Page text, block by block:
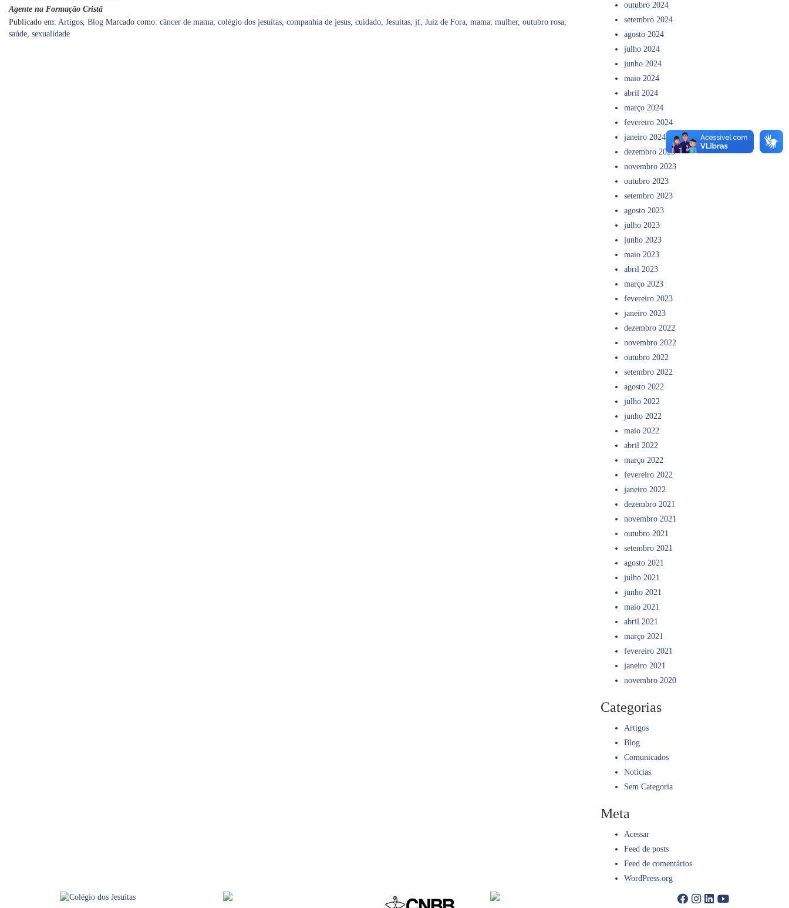
Agente na Formação Cristã
Publicado em: Artigos, Blog Marcado como: câncer de mama, colégio dos jesuítas, companhia de jesus, cuidado, Jesuítas, jf, Juiz de Fora, mama, mulher, outubro rosa,
saúde, sexualidade
outubro 2024
setembro 2024
agosto 2024
julho 2024
junho 2024
maio 2024
abril 2024
março 2024
fevereiro 2024
janeiro 2024
dezembro 2023
novembro 2023
outubro 2023
setembro 2023
agosto 2023
julho 2023
junho 2023
maio 2023
abril 2023
março 2023
fevereiro 2023
janeiro 2023
dezembro 2022
novembro 2022
outubro 2022
setembro 2022
agosto 2022
julho 2022
junho 2022
maio 2022
abril 2022
março 2022
fevereiro 2022
janeiro 2022
dezembro 2021
novembro 2021
outubro 2021
setembro 2021
agosto 2021
julho 2021
junho 2021
maio 2021
abril 2021
março 2021
fevereiro 2021
janeiro 2021
novembro 2020
Categorias
Artigos
Blog
Comunicados
Notícias
Sem Categoria
Meta
Acessar
Feed de posts
Feed de comentários
WordPress.org